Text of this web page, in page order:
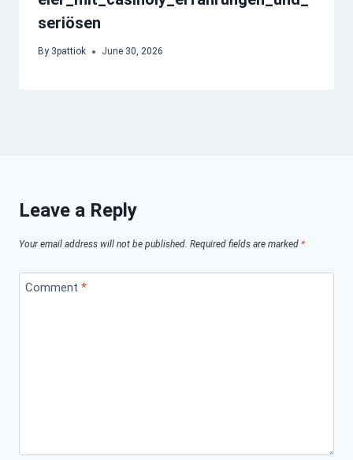
seriösen
By 3pattiok June 30, 2026
Leave a Reply
Your email address will not be published. Required fields are marked *
Comment *